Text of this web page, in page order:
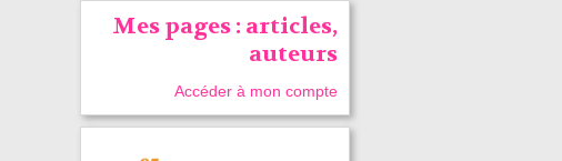
Mes pages : articles,
auteurs
Accéder à mon compte